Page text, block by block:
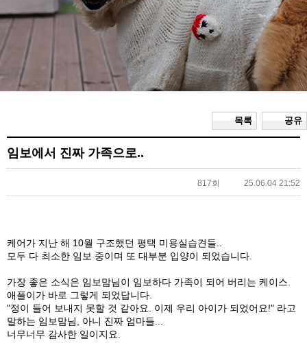
공유
목록
임보에서 진짜 가족으로..
817회 25.06.04 21:52
케어가 지난 해 10월 구조했던 평택 미용실습견들..
모두 다 최소한 임보 중이며 또 대부분 입양이 되었습니다.
가장 좋은 소식은 임보맘님이 임보하다 가족이 되어 버리는 케이스.
애플이가 바로 그렇게 되었답니다.
"정이 들어 보내지 못할 것 같아요. 이제 우리 아이가 되었어요!" 라고
말하는 임보맘님, 아니 진짜 엄마들...
너무너무 감사한 일이지요.